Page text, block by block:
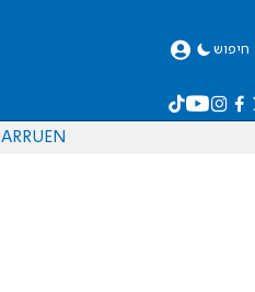
חיפוש
EN
RU
AR